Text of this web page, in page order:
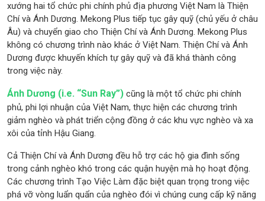
xướng hai tổ chức phi chính phủ địa phương Việt Nam là Thiện
Chí và Ánh Dương. Mekong Plus tiếp tục gây quỹ (chủ yếu ở châu
Âu) và chuyển giao cho Thiện Chí và Ánh Dương. Mekong Plus
không có chương trình nào khác ở Việt Nam. Thiện Chí và Ánh
Dương được khuyến khích tự gây quỹ và đã khá thành công
trong việc này.
Ánh Dương (i.e. “Sun Ray”) cũng là một tổ chức phi chính
phủ, phi lợi nhuận của Việt Nam, thực hiện các chương trình
giảm nghèo và phát triển cộng đồng ở các khu vực nghèo và xa
xôi của tỉnh Hậu Giang.
Cả Thiện Chí và Ánh Dương đều hỗ trợ các hộ gia đình sống
trong cảnh nghèo khó trong các quận huyện mà họ hoạt động.
Các chương trình Tạo Việc Làm đặc biệt quan trọng trong việc
phá vỡ vòng luẩn quẩn của nghèo đói vì chúng cung cấp kỹ năng